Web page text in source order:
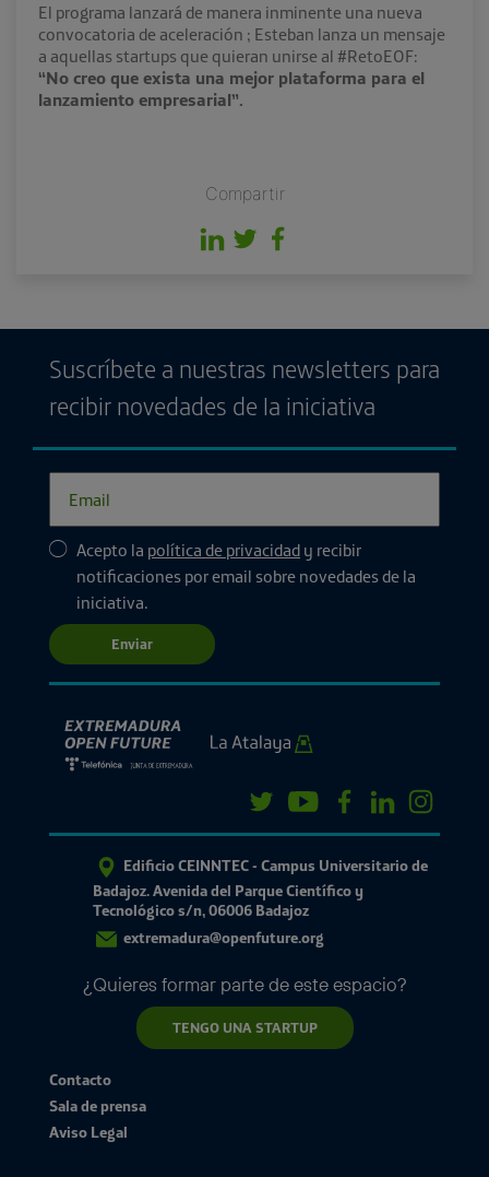
El programa lanzará de manera inminente una nueva
convocatoria de aceleración ; Esteban lanza un mensaje
a aquellas startups que quieran unirse al #RetoEOF:
“No creo que exista una mejor plataforma para el
lanzamiento empresarial”.
Compartir
Suscríbete a nuestras newsletters para
recibir novedades de la iniciativa
Acepto la política de privacidad y recibir
notificaciones por email sobre novedades de la
iniciativa.
Enviar
Edificio CEINNTEC - Campus Universitario de
Badajoz. Avenida del Parque Científico y
Tecnológico s/n, 06006 Badajoz
extremadura@openfuture.org
¿Quieres formar parte de este espacio?
TENGO UNA STARTUP
Contacto
Sala de prensa
Aviso Legal